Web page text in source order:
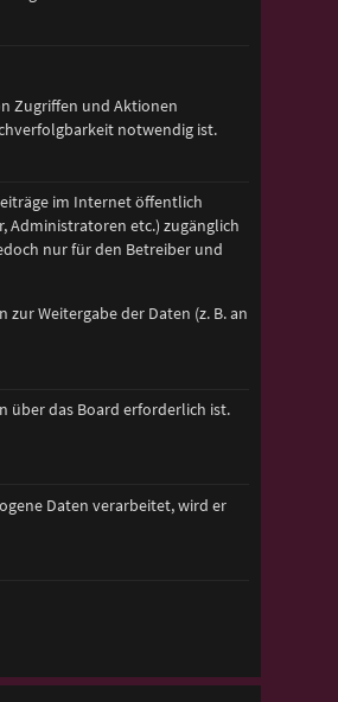
Zugriffen und Aktionen
notwendig ist.
im Internet öffentlich
Administratoren etc.) zugänglich
nur für den Betreiber und
Weitergabe der Daten (z. B. an
über das Board erforderlich ist.
Daten verarbeitet, wird er